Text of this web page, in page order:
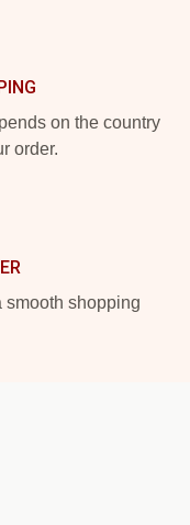
on the country
order.
smooth shopping